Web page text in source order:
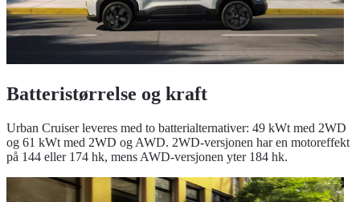
Batteristørrelse og kraft
Urban Cruiser leveres med to batterialternativer: 49 kWt med 2WD
og 61 kWt med 2WD og AWD. 2WD-versjonen har en motoreffekt
på 144 eller 174 hk, mens AWD-versjonen yter 184 hk.